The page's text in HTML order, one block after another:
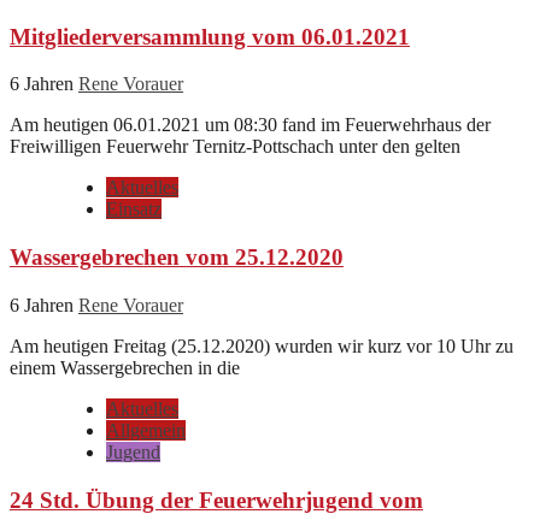
Mitgliederversammlung vom 06.01.2021
6 Jahren Rene Vorauer
Am heutigen 06.01.2021 um 08:30 fand im Feuerwehrhaus der
Freiwilligen Feuerwehr Ternitz-Pottschach unter den gelten
Aktuelles
Einsatz
Wassergebrechen vom 25.12.2020
6 Jahren Rene Vorauer
Am heutigen Freitag (25.12.2020) wurden wir kurz vor 10 Uhr zu
einem Wassergebrechen in die
Aktuelles
Allgemein
Jugend
24 Std. Übung der Feuerwehrjugend vom